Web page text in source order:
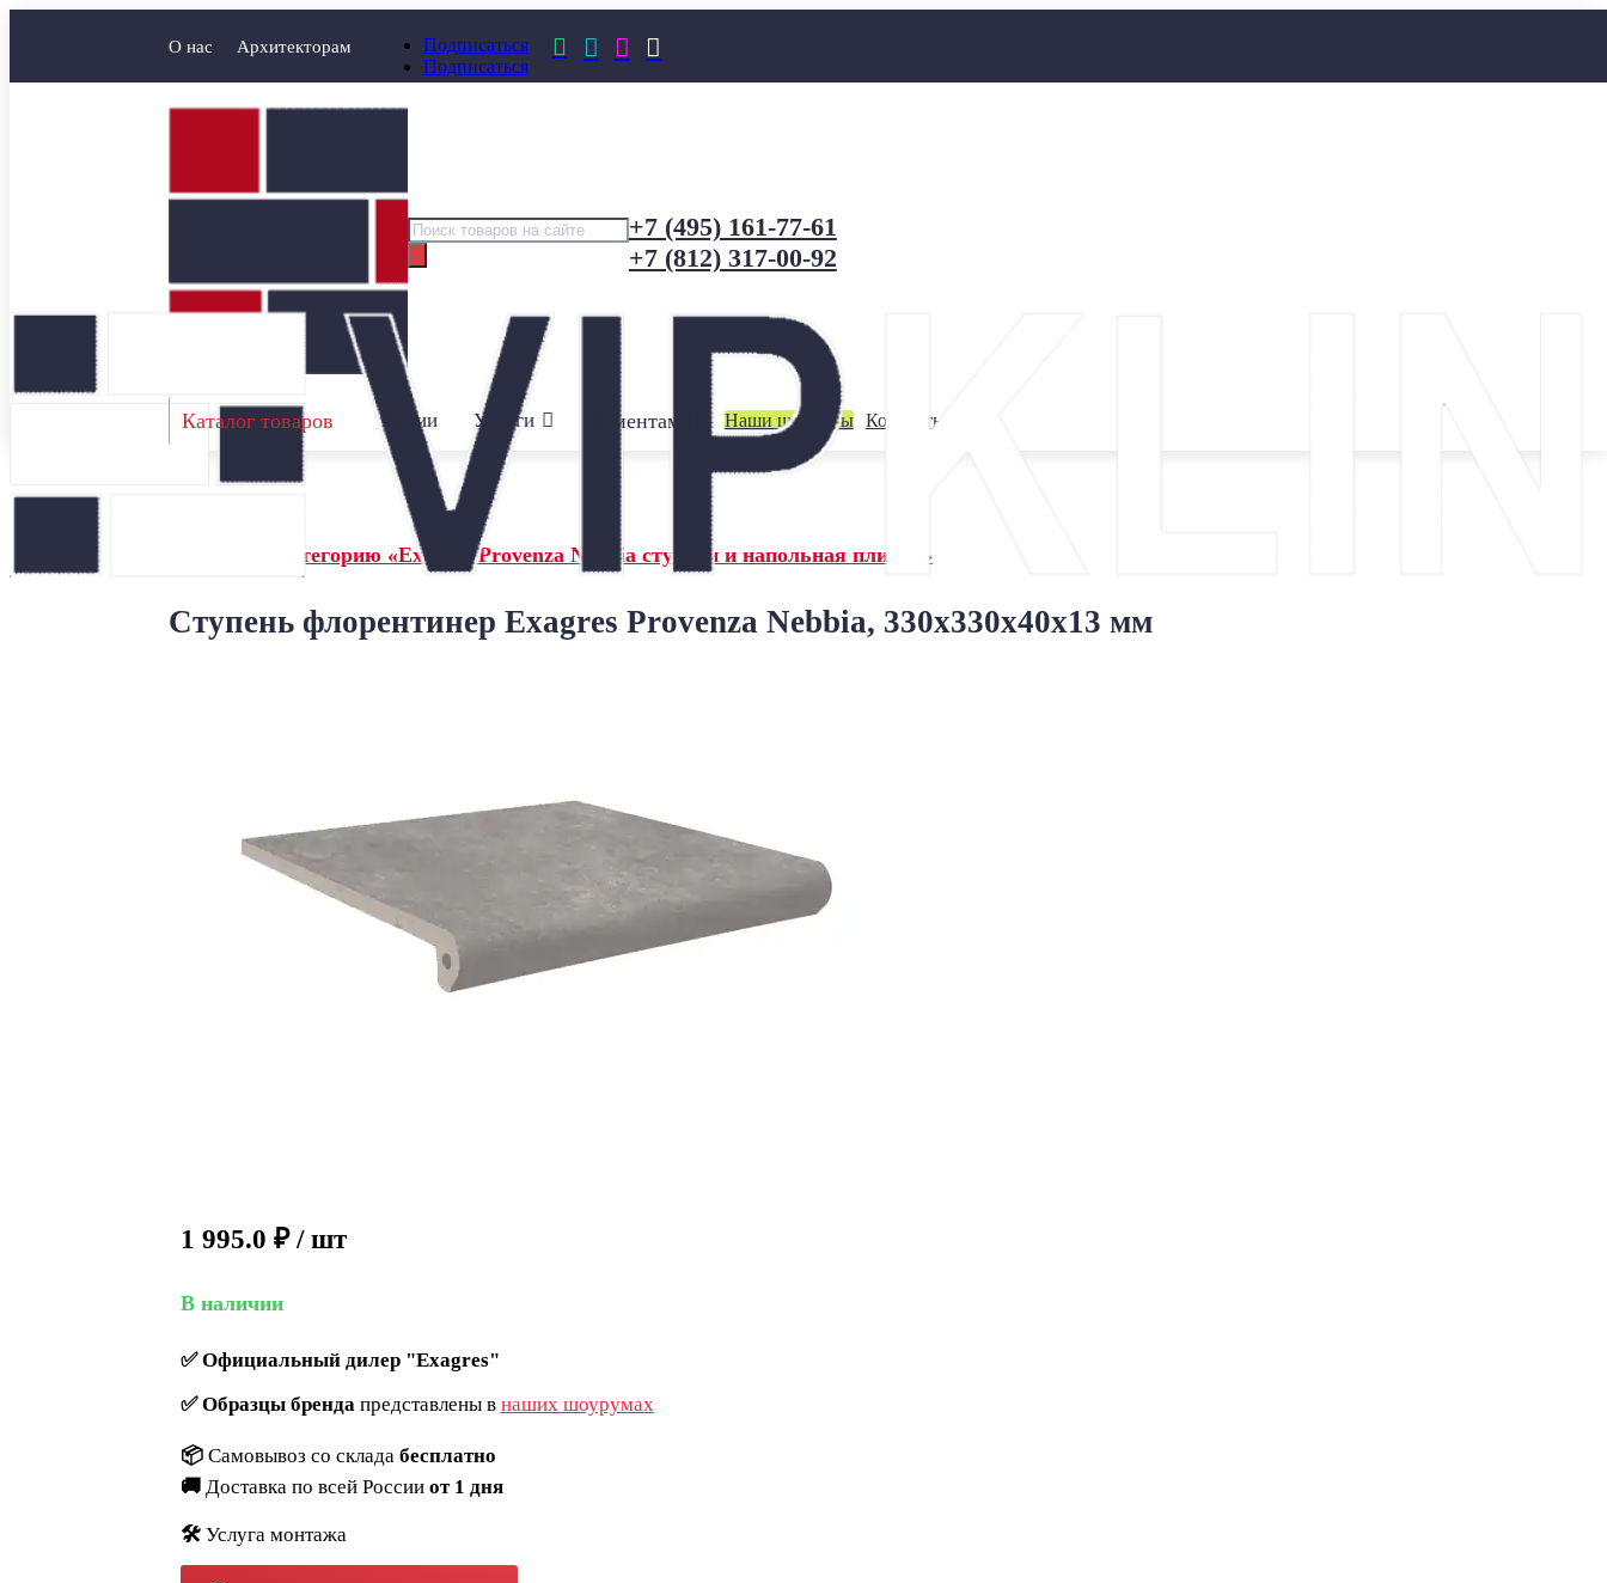
О нас Архитекторам
Подписаться
Подписаться
   
Поиск
товаров
+7 (495) 161-77-61
+7 (812) 317-00-92
Каталог товаров Акции Услуги Клиентам Наши шоурумы Контакты
← Назад в категорию «Exagres Provenza Nebbia ступени и напольная плитка»
Ступень флорентинер Exagres Provenza Nebbia, 330x330x40x13 мм
1 995.0 ₽ / шт
В наличии
✅Официальный дилер "Exagres"
✅Образцы брендапредставлены в наших шоурумах
📦 Самовывоз со склада бесплатно
🚚 Доставка по всей России от 1 дня
🛠️ Услуга монтажа